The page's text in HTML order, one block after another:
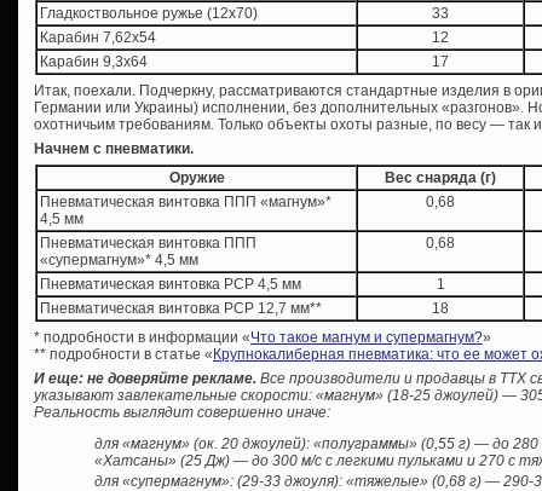
Гладкоствольное ружье (12х70)
33
Карабин 7,62х54
12
Карабин 9,3х64
17
Итак, поехали. Подчеркну, рассматриваются стандартные изделия в
Германии или Украины) исполнении, без дополнительных «разгонов».
охотничьим требованиям. Только объекты охоты разные, по весу — так
Начнем с пневматики.
Оружие
Вес снаряда (г)
Пневматическая винтовка ППП «магнум»*
4,5 мм
0,68
Пневматическая винтовка ППП
«супермагнум»* 4,5 мм
0,68
Пневматическая винтовка PCP 4,5 мм
1
Пневматическая винтовка PCP 12,7 мм**
18
* подробности в информации «Что такое магнум и супермагнум?»
** подробности в статье « Крупнокалиберная пневматика: что ее может
И еще: не доверяйте рекламе. Все производители и продавцы в ТТХ
указывают завлекательные скорости: «магнум» (18-25 джоулей) —
Реальность выглядит совершенно иначе:
для «магнум» (ок. 20 джоулей): «полуграммы» (0,55 г) — до
«Хатсаны» (25 Дж) — до 300 м/с с легкими пульками и 270 с
для «супермагнум»: (29-33 джоуля): «тяжелые» (0,68 г) — 290-